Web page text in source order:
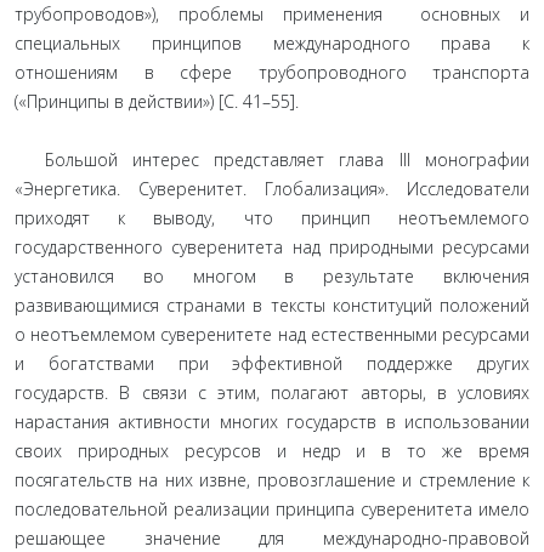
трубопроводов»), проблемы применения основных и
специальных принципов международного права к
отношениям в сфере трубопроводного транспорта
(«Принципы в действии») [С. 41–55].
Большой интерес представляет глава III монографии
«Энергетика. Суверенитет. Глобализация». Исследователи
приходят к выводу, что принцип неотъемлемого
государственного суверенитета над природными ресурсами
установился во многом в результате включения
развивающимися странами в тексты конституций положений
о неотъемлемом суверенитете над естественными ресурсами
и богатствами при эффективной поддержке других
государств. В связи с этим, полагают авторы, в условиях
нарастания активности многих государств в использовании
своих природных ресурсов и недр и в то же время
посягательств на них извне, провозглашение и стремление к
последовательной реализации принципа суверенитета имело
решающее значение для международно-правовой